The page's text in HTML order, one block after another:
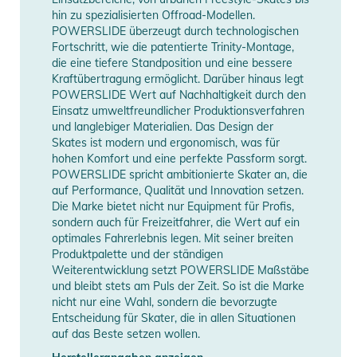
hochwertigen Materialien und verfügt über eine leichte
Konstruktion, die die Belastung von Kopf und Nacken bei
längeren Skating-Sessions reduziert. Die verstellbaren Träger
und die Polsterung sorgen für einen sicheren und bequemen
Sitz, sodass Sie sich ohne Ablenkungen auf das Skaten
konzentrieren können.
Durch seine Vielseitigkeit eignet sich der ALLROUND
Adventure Helm für verschiedene Inline-Skating-Aktivitäten.
Egal, ob Sie im Skatepark Tricks üben, Stadtlandschaften
erkunden oder einfach nur eine gemütliche Fahrt genießen,
dieser Helm begleitet Sie bei jedem Abenteuer und bietet
Ihnen den Schutz, den Sie brauchen.
Merkmale:
- Im Lieferumfang enthaltenes Zubehör: Aufkleberpaket
- Verstellbarer Kopfring: Ja
- Außenschalenkonstruktion: Eingespritzte Schale
hin zu spezialisierten Offroad-Modellen.
POWERSLIDE überzeugt durch technologischen
Fortschritt, wie die patentierte Trinity-Montage,
die eine tiefere Standposition und eine bessere
Kraftübertragung ermöglicht. Darüber hinaus legt
POWERSLIDE Wert auf Nachhaltigkeit durch den
Einsatz umweltfreundlicher Produktionsverfahren
und langlebiger Materialien. Das Design der
Skates ist modern und ergonomisch, was für
hohen Komfort und eine perfekte Passform sorgt.
POWERSLIDE spricht ambitionierte Skater an, die
auf Performance, Qualität und Innovation setzen.
Die Marke bietet nicht nur Equipment für Profis,
sondern auch für Freizeitfahrer, die Wert auf ein
optimales Fahrerlebnis legen. Mit seiner breiten
Produktpalette und der ständigen
Weiterentwicklung setzt POWERSLIDE Maßstäbe
und bleibt stets am Puls der Zeit. So ist die Marke
nicht nur eine Wahl, sondern die bevorzugte
Entscheidung für Skater, die in allen Situationen
auf das Beste setzen wollen.